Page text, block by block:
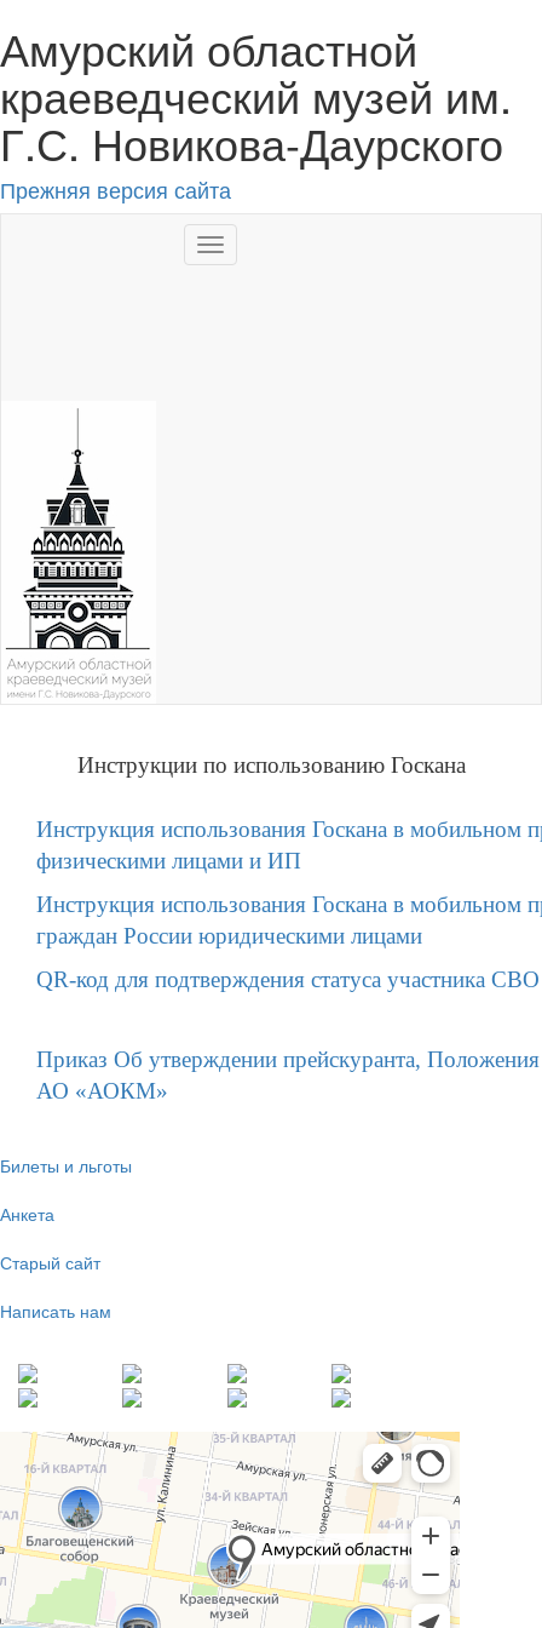
Амурский областной
краеведческий музей им.
Г.С. Новикова-Даурского
Прежняя версия сайта
Toggle
navigation
Инструкции по использованию Госкана
Инструкция использования Госкана в мобильном
физическими лицами и ИП
Инструкция использования Госкана в мобильном
граждан России юридическими лицами
QR-код для подтверждения статуса участника
Приказ Об утверждении прейскуранта,
АО «АОКМ»
Билеты и льготы
Анкета
Старый сайт
Написать нам